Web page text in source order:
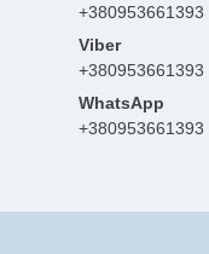
+380953661393
+380953661393
+380953661393